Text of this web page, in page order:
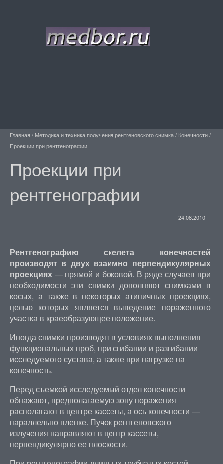
Главная / Методика и техника получения рентгеновского снимка/ Конечности/
Проекции при рентгенографии
Проекции при
рентгенографии
24.08.2010
Рентгенографию скелета конечностей
производят в двух взаимно перпендикулярных
проекциях — прямой и боковой. В ряде случаев при
необходимости эти снимки дополняют снимками в
косых, а также в некоторых атипичных проекциях,
целью которых является выведение пораженного
участка в краеобразующее положение.
Иногда снимки производят в условиях выполнения
функциональных проб, при сгибании и разгибании
исследуемого сустава, а также при нагрузке на
конечность.
Перед съемкой исследуемый отдел конечности
обнажают, предполагаемую зону поражения
располагают в центре кассеты, а ось конечности —
параллельно пленке. Пучок рентгеновского
излучения направляют в центр кассеты,
перпендикулярно ее плоскости.